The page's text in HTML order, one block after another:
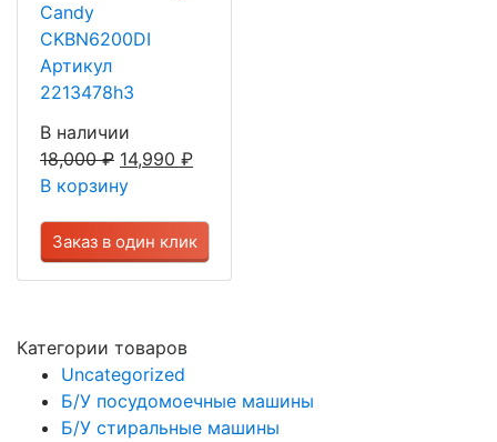
Candy
CKBN6200DI
Артикул
2213478h3
В наличии
18,000₽ 14,990 ₽
В корзину
Заказ в один клик
Категории товаров
Uncategorized
Б/У посудомоечные машины
Б/У стиральные машины